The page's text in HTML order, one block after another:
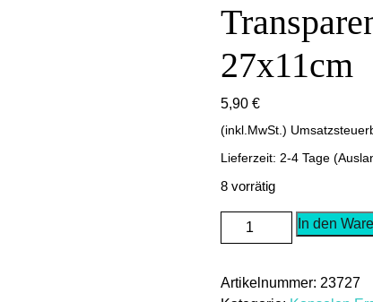
27x11cm
5,90 €
(inkl.MwSt.)
Lieferzeit: 2-4 Tage
8 vorrätig
Schutzfolie
Fernbedienung
In den
Artikelnummer: 23727